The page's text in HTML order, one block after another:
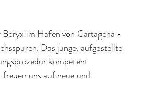
im Hafen von Cartagena -
Das junge, aufgestellte
kompetent
uns auf neue und